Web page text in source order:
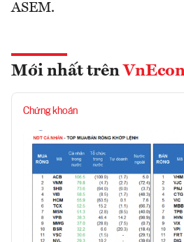
ASEM.
Mới nhất trên
Chứng khoán